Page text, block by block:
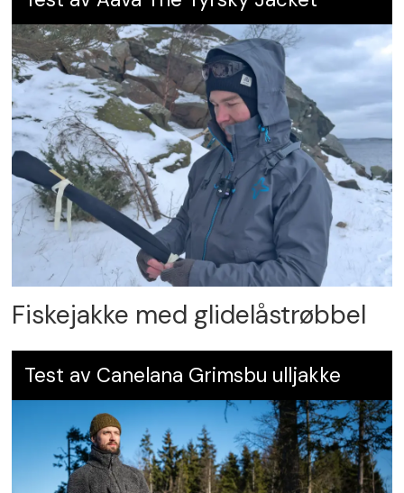
Lydsvak, men ikke lydløs
Karakter: 5.5
Fiskejakke med glidelåstrøbbel
Test av Canelana Grimsbu ulljakke